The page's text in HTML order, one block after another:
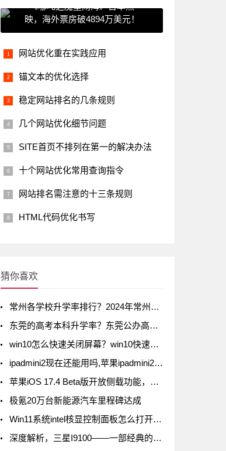
《哪吒之魔童闹海》日本热
映，海外票房破4894万美元！
网站优化重在实践应用
锚文本的优化选择
稳定网站排名的几条规则
几个网站优化细节问题
SITE首页不排列在第一的解决办法
十个网站优化常用查询指令
网站排名需注意的十三条规则
HTML代码优化书写
猜你喜欢
常州各学校升学率排行？2024年常州初中升学率排名
东莞的高考本科升学率？东莞公办高中录取率有多少
win10怎么快速关闭屏幕？win10快速关闭屏幕方法
ipadmini2现在还能用吗,苹果ipadmini2现在还能用吗
苹果iOS 17.4 Beta版开放侧载功能，但iPad不在列
极氪20万台新能源汽车里程碑达成
Win11系统intel核显控制面板怎么打开-打开intel核显控制面板的方法
深度解析，三星I9100——一部经典的智能手机传奇